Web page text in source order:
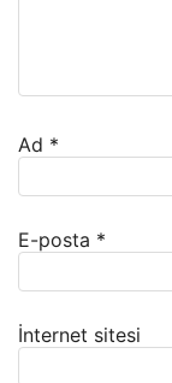
Ad *
E-posta *
İnternet sitesi